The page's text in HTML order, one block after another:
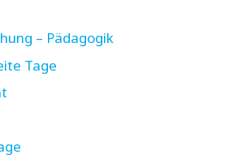
– Pädagogik
Tage